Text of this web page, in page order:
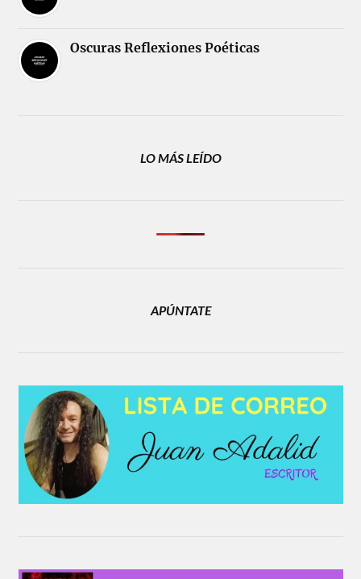
Oscuras Reflexiones Poéticas
LO MÁS LEÍDO
APÚNTATE